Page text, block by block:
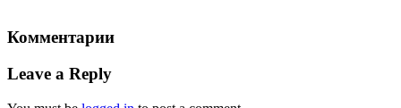
Комментарии
Leave a Reply